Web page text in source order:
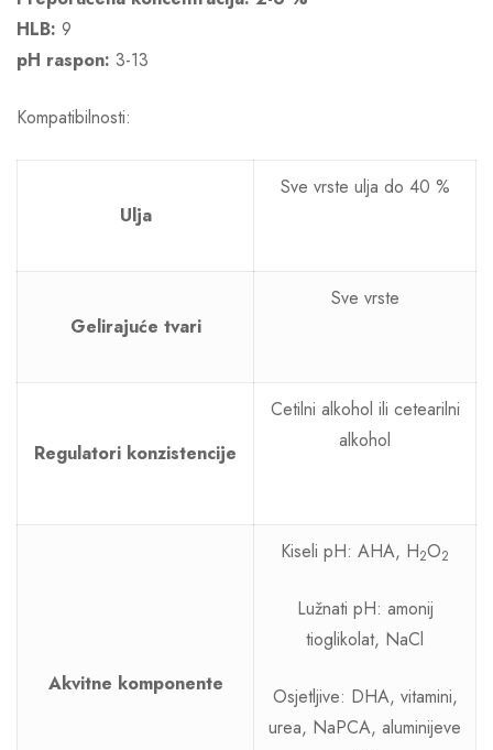
HLB: 9
pH raspon: 3-13
Kompatibilnosti:
Ulja
Sve vrste ulja do 40 %
Gelirajuće tvari
Sve vrste
Regulatori konzistencije
Cetilni alkohol ili cetearilni
alkohol
Akvitne komponente
Kiseli pH: AHA, H2O2
Lužnati pH: amonij
tioglikolat, NaCl
Osjetljive: DHA, vitamini,
urea, NaPCA, aluminijeve